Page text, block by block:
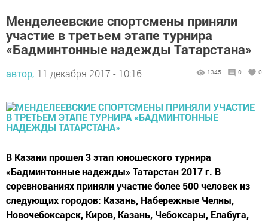
Менделеевские спортсмены приняли
участие в третьем этапе турнира
«Бадминтонные надежды Татарстана»
автор, 11 декабря 2017 - 10:16 1345 0 0
В Казани прошел 3 этап юношеского турнира
«Бадминтонные надежды» Татарстан 2017 г. В
соревнованиях приняли участие более 500 человек из
следующих городов: Казань, Набережные Челны,
Новочебоксарск, Киров, Казань, Чебоксары, Елабуга,